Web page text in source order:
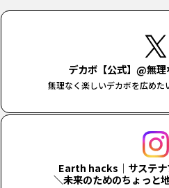
デカボ【公式】@無
無理なく楽しいデカボを広めた
Earth hacks｜サステナ
＼未来のためのちょっと